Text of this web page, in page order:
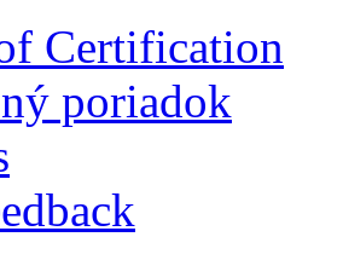
Certification
poriadok